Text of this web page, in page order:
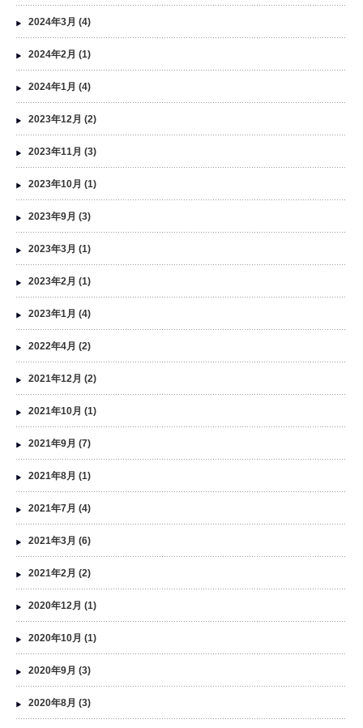
2024年3月 (4)
2024年2月 (1)
2024年1月 (4)
2023年12月 (2)
2023年11月 (3)
2023年10月 (1)
2023年9月 (3)
2023年3月 (1)
2023年2月 (1)
2023年1月 (4)
2022年4月 (2)
2021年12月 (2)
2021年10月 (1)
2021年9月 (7)
2021年8月 (1)
2021年7月 (4)
2021年3月 (6)
2021年2月 (2)
2020年12月 (1)
2020年10月 (1)
2020年9月 (3)
2020年8月 (3)